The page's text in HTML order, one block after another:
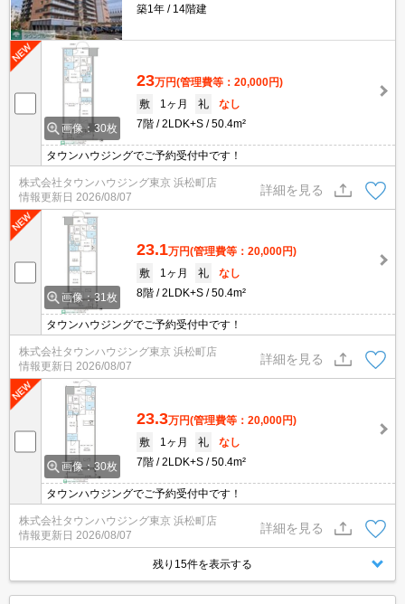
築1年
14階建
画像：30枚
23万円(管理費等：20,000円)
敷
1ヶ月 礼
なし
7階
2LDK+S 50.4m²
タウンハウジングでご予約受付中です！
株式会社タウンハウジング東京 浜松町店
情報更新日 2026/08/07
詳細を見る
画像：31枚
23.1万円(管理費等：20,000円)
敷
1ヶ月 礼
なし
8階
2LDK+S 50.4m²
タウンハウジングでご予約受付中です！
株式会社タウンハウジング東京 浜松町店
情報更新日 2026/08/07
詳細を見る
画像：30枚
23.3万円(管理費等：20,000円)
敷
1ヶ月 礼
なし
7階
2LDK+S 50.4m²
タウンハウジングでご予約受付中です！
株式会社タウンハウジング東京 浜松町店
情報更新日 2026/08/07
詳細を見る
残り15件を表示する